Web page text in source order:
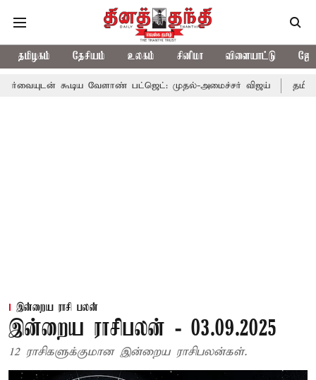
தமிழகம் தேசியம் உலகம் சினிமா விளையாட்டு
கூடிய வேளாண் பட்ஜெட்: முதல்-அமைச்சர் விஜய் தமிழக
இன்றைய ராசி பலன்
இன்றைய ராசிபலன் - 03.09.2025
12 ராசிகளுக்குமான இன்றைய ராசிபலன்கள்.